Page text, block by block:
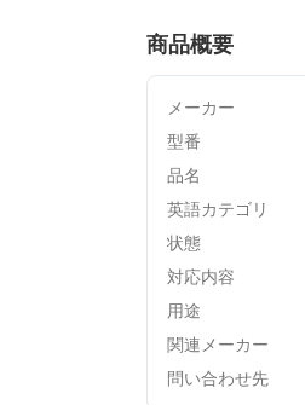
商品概要
メーカー
型番
品名
英語カテゴリ
状態
対応内容
用途
関連メーカー
問い合わせ先